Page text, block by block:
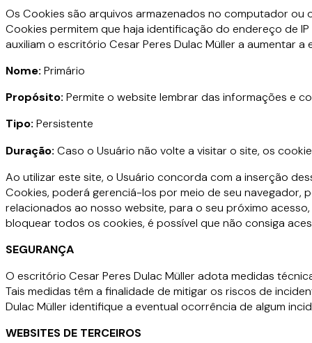
Os Cookies são arquivos armazenados no computador ou
Cookies permitem que haja identificação do endereço de
auxiliam o escritório Cesar Peres Dulac Müller a aumentar
Nome:Primário
Propósito:Permite o website lembrar das informações e
Tipo:Persistente
Duração:Caso o Usuário não volte a visitar o site, os
Ao utilizar este site, o Usuário concorda com a inserção
Cookies, poderá gerenciá-los por meio de seu
relacionados ao nosso website, para o seu próximo
bloquear todos os cookies, é possível que não consiga
SEGURANÇA
O escritório Cesar Peres Dulac Müller adota medidas
Tais medidas têm a finalidade de mitigar os riscos de
Dulac Müller identifique a eventual ocorrência de algum
WEBSITES DE TERCEIROS